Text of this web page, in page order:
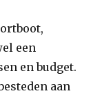
een
en budget.
aan